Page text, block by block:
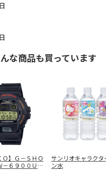
な商品も買っています
Ｏ】Ｇ－ＳＨＯ
６９００ＵＢ
サンリオキャラクタ
ン水